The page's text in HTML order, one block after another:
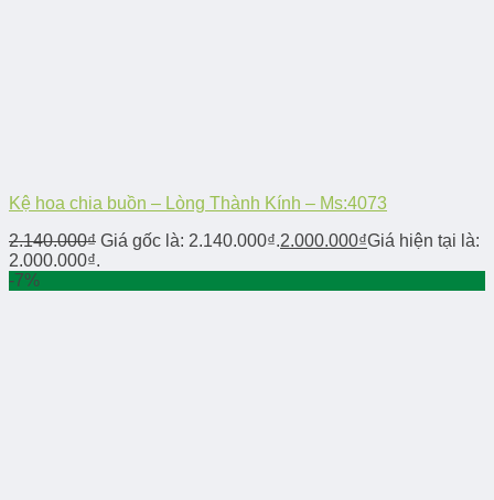
Kệ hoa chia buồn – Lòng Thành Kính – Ms:4073
2.140.000₫ Giá gốc là: 2.140.000₫.2.000.000₫Giá hiện tại là:
2.000.000₫.
-7%